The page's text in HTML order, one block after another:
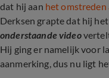
dat hij aan het
Derksen grapte dat hij
onderstaande video
Hij ging er namelijk voor
aanmerking, dus nu ligt